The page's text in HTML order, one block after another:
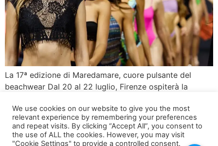
La 17ª edizione di Maredamare, cuore pulsante del
beachwear Dal 20 al 22 luglio, Firenze ospiterà la
internazionale dedicato al beachwear e al resortwear.
Questo evento annuale è diventato un punto di
riferimento imprescindibile per i buyer di tutto il mondo,
We use cookies on our website to give you the most
relevant experience by remembering your preferences
and repeat visits. By clicking “Accept All”, you consent to
the use of ALL the cookies. However, you may visit
"Cookie Settings" to provide a controlled consent.